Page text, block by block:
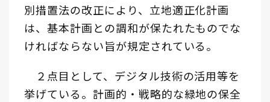
別措置法の改正により、立地適正化計画
は、基本計画との調和が保たれたものでな
ければならない旨が規定されている。
２点目として、デジタル技術の活用等を
挙げている。計画的・戦略的な緑地の保全